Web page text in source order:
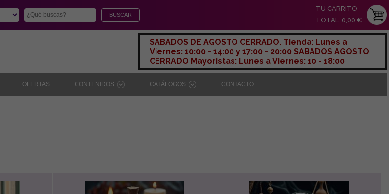
TU CARRITO
TOTAL: 0,00 €
SABADOS DE AGOSTO CERRADO. Tienda: Lunes a
Viernes: 10:00 - 14:00 y 17:00 - 20:00 SABADOS AGOSTO
CERRADO Mayoristas: Lunes a Viernes: 10 - 18:00
OFERTAS CONTENIDOS CATÁLOGOS CONTACTO